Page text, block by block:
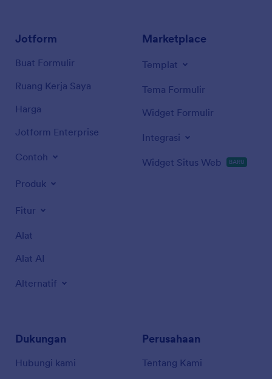
Jotform
Buat Formulir
Ruang Kerja Saya
Harga
Jotform Enterprise
Contoh
Produk
Fitur
Alat
Alat AI
Alternatif
Marketplace
Templat
Tema Formulir
Widget Formulir
Integrasi
Widget Situs Web BARU
Dukungan
Hubungi kami
Perusahaan
Tentang Kami